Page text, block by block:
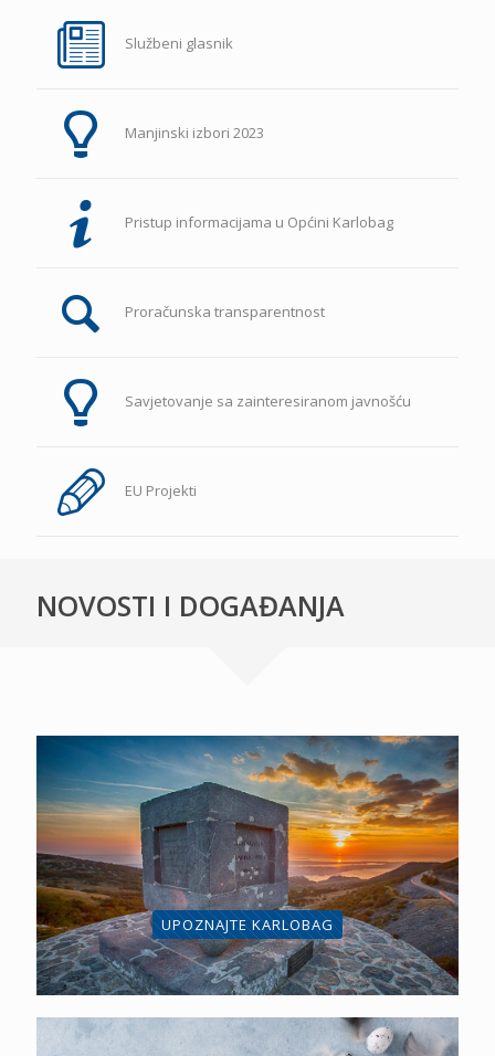
Službeni glasnik
Manjinski izbori 2023
Pristup informacijama u Općini Karlobag
Proračunska transparentnost
Savjetovanje sa zainteresiranom javnošću
EU Projekti
NOVOSTI I DOGAĐANJA
UPOZNAJTE KARLOBAG